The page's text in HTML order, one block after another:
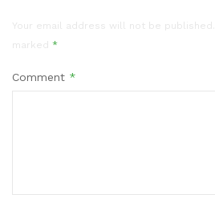
Your email address will not be published.
marked *
Comment *